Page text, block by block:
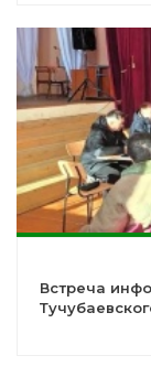
Встреча